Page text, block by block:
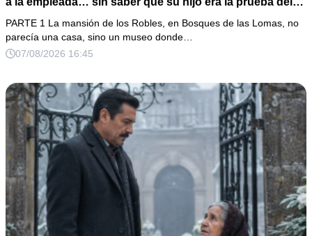
secreto que todos habían enterrado*
PARTE 1 La mansión de los Robles, en Bosques de las Lomas, no
parecía una casa, sino un museo donde…
07/08/2026 16:45